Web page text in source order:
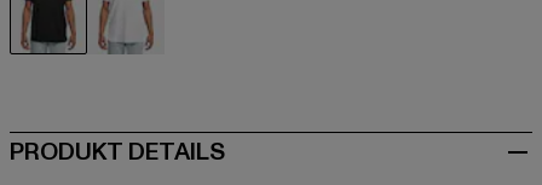
PRODUKT DETAILS